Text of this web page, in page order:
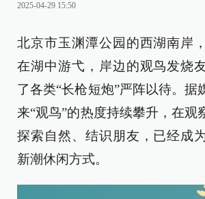
2025-04-29 15:50
北京市玉渊潭公园的西湖南岸
在湖中游弋，岸边的观鸟发烧
了各类“长枪短炮”严阵以待。据
来“观鸟”的热度持续攀升，在观
探索自然、结识朋友，已经成
新潮休闲方式。